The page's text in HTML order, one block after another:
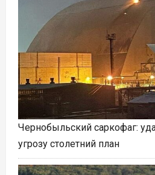
Чернобыльский саркофаг:
угрозу столетний план